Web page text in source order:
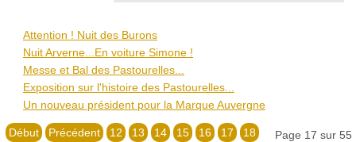
Attention ! Nuit des Burons
Nuit Arverne...En voiture Simone !
Messe et Bal des Pastourelles...
Exposition sur l'histoire des Pastourelles...
Un nouveau président pour la Marque Auvergne
Page 17 sur 55
Début Précédent 12 13 14 15 16 17
18